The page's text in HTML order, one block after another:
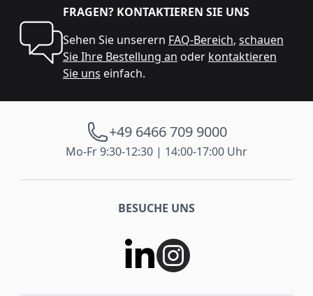
FRAGEN? KONTAKTIEREN SIE UNS
Sehen Sie unserern FAQ-Bereich, schauen
Sie Ihre Bestellung an oder kontaktieren
Sie uns einfach.
+49 6466 709 9000
Mo-Fr 9:30-12:30 | 14:00-17:00 Uhr
BESUCHE UNS